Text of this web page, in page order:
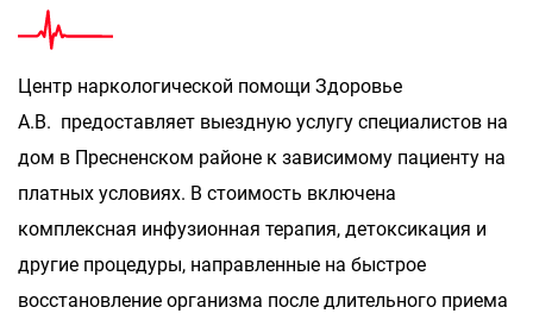
Центр наркологической помощи Здоровье
А.В. предоставляет выездную услугу специалистов на
дом в Пресненском районе к зависимому пациенту на
платных условиях. В стоимость включена
комплексная инфузионная терапия, детоксикация и
другие процедуры, направленные на быстрое
восстановление организма после длительного приема